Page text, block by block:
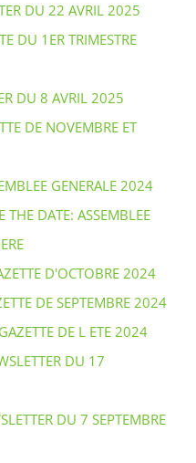
DU 22 AVRIL 2025
DU 1ER TRIMESTRE
DU 8 AVRIL 2025
DE NOVEMBRE ET
GENERALE 2024
THE DATE: ASSEMBLEE
D'OCTOBRE 2024
DE SEPTEMBRE 2024
DE L ETE 2024
DU 17
DU 7 SEPTEMBRE